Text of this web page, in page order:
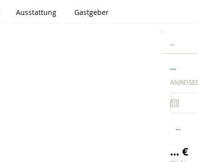
Ausstattung Gastgeber
...
...
...
... €